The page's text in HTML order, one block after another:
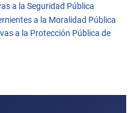
a la Seguridad Pública
a la Moralidad Pública
a la Protección Pública de